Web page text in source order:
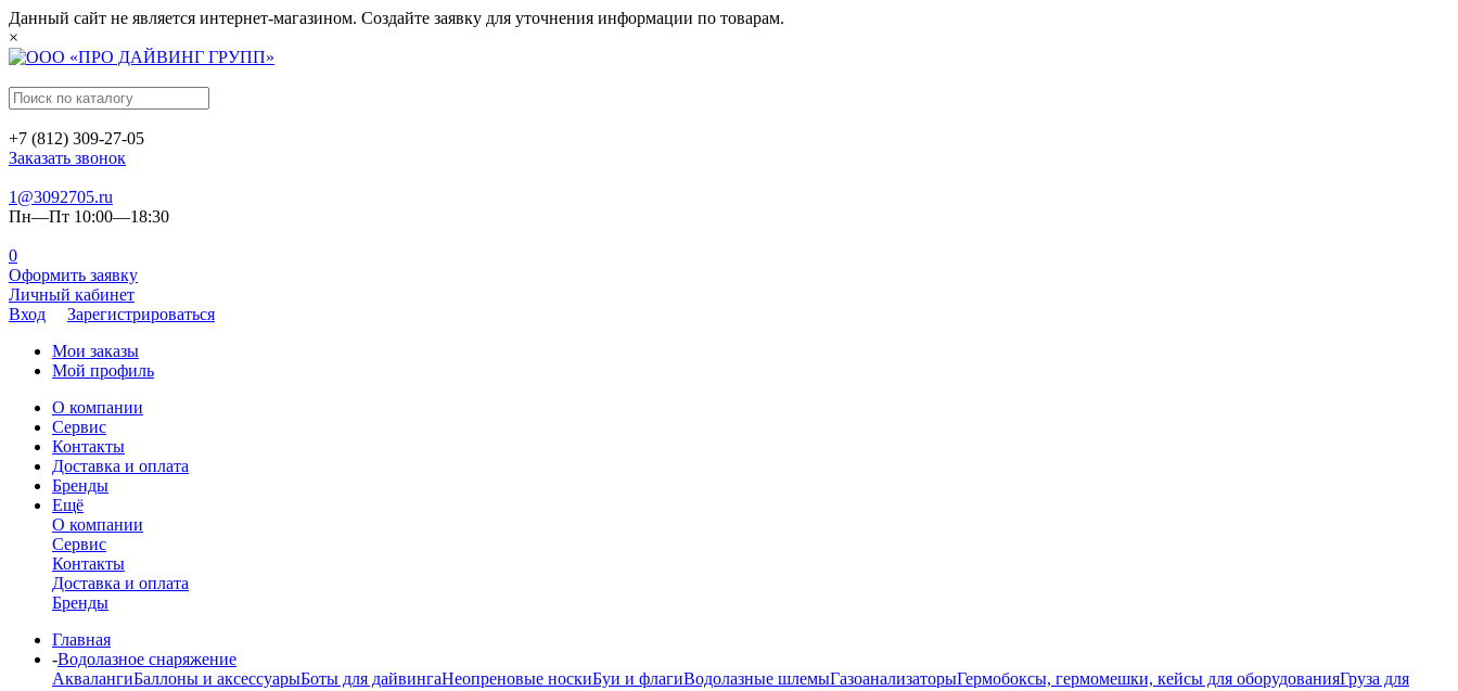
Данный сайт не является интернет-магазином. Создайте заявку для уточнения информации по товарам.
×
+7 (812) 309-27-05
Заказать звонок
1@3092705.ru
Пн—Пт 10:00—18:30
0
Оформить заявку
Личный кабинет
Вход
Зарегистрироваться
Мои заказы
Мой профиль
О компании
Сервис
Контакты
Доставка и оплата
Бренды
Ещё
О компании
Сервис
Контакты
Доставка и оплата
Бренды
Главная
-Водолазное снаряжение
АквалангиБаллоны и аксессуарыБоты для дайвингаНеопреновые носкиБуи и флагиВодолазные шлемыГазоанализаторыГермобоксы, гермомешки, кейсы для оборудованияГруза для